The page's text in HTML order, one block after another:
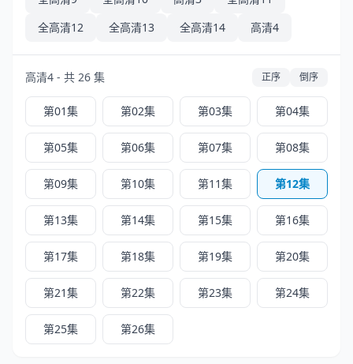
全高清12
全高清13 全高清14 高清4
高清4 - 共 26 集 正序 倒序
第01集 第02集 第03集 第04集
第05集 第06集 第07集 第08集
第09集 第10集 第11集 第12集
第13集 第14集 第15集 第16集
第17集 第18集 第19集 第20集
第21集 第22集 第23集 第24集
第25集 第26集